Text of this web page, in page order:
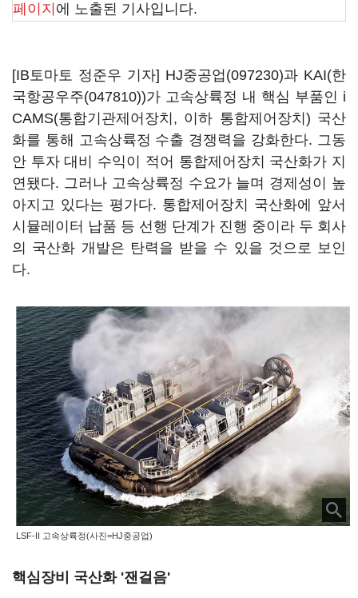
페이지 에 노출된 기사입니다.
[IB토마토 정준우 기자] HJ중공업(097230)과 KAI(한
국항공우주(047810))가 고속상륙정 내 핵심 부품인 i
CAMS(통합기관제어장치, 이하 통합제어장치) 국산
화를 통해 고속상륙정 수출 경쟁력을 강화한다. 그동
안 투자 대비 수익이 적어 통합제어장치 국산화가 지
연됐다. 그러나 고속상륙정 수요가 늘며 경제성이 높
아지고 있다는 평가다. 통합제어장치 국산화에 앞서
시뮬레이터 납품 등 선행 단계가 진행 중이라 두 회사
의 국산화 개발은 탄력을 받을 수 있을 것으로 보인
다.
LSF-II 고속상륙정(사진=HJ중공업)
핵심장비 국산화 '잰걸음'